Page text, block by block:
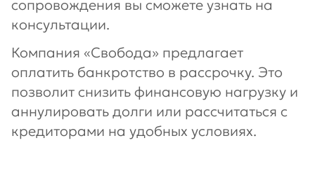
сопровождения вы сможете узнать на
консультации.
Компания «Свобода» предлагает
оплатить банкротство в рассрочку. Это
позволит снизить финансовую нагрузку и
аннулировать долги или рассчитаться с
кредиторами на удобных условиях.